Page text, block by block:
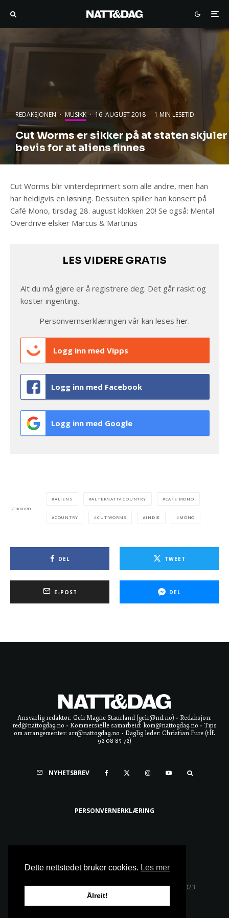
REDAKSJONEN · MUSIKK · 16. AUGUST 2018 · 1 MIN LESETID
Cut Worms er sikker på at staten skjuler
bevis for at aliens finnes
Cut Worms blir vinterdeprimert som alle andre, men han
har heldigvis en løsning. Dessuten spiller han konsert på
Café Mono, tirsdag 28. august klokken 20! Se også: Mental
Overdrive elsker Marcus & Martinus
LES VIDERE GRATIS
Alt du må gjøre er å registrere deg. Det går raskt og
koster ingenting.
Personvernserklæringen vår kan leses her.
Logg inn med Vipps
Logg inn med Facebook
Logg inn med Google
STIKKORD
ALIENS ALTERNATIV COUNTRY CAFE MONO
COUNTRY CUT WORMS INDIE MONO
DEL TWEET
E-POST DEL
Ansvarlig redaktør: Geir Magne Staurland (geir@nd.no) • Redaksjon:
red@nattogdag.no • Kommersielle samarbeid: kom@nattogdag.no • Tips
om arrangementer: arr@nattogdag.no • Daglig leder: Christian Fure (tlf.
92 08 85 72)
NYHETSBREV
PERSONVERNERKLÆRING
Alle rettigheter reservert • Copyright © Natt & Dag 2023
Dette nettstedet bruker cookies. Les mer
Ålreit!